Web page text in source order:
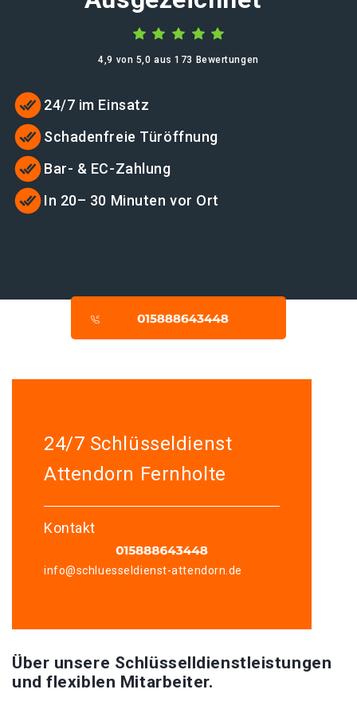
4,9 von 5,0 aus 173 Bewertungen
24/7 im Einsatz
Schadenfreie Türöffnung
Bar- & EC-Zahlung
In 20– 30 Minuten vor Ort
24/7 Schlüsseldienst
Attendorn Fernholte
Kontakt
info@schluesseldienst-attendorn.de
Über unsere Schlüsselldienstleistungen
und flexiblen Mitarbeiter.